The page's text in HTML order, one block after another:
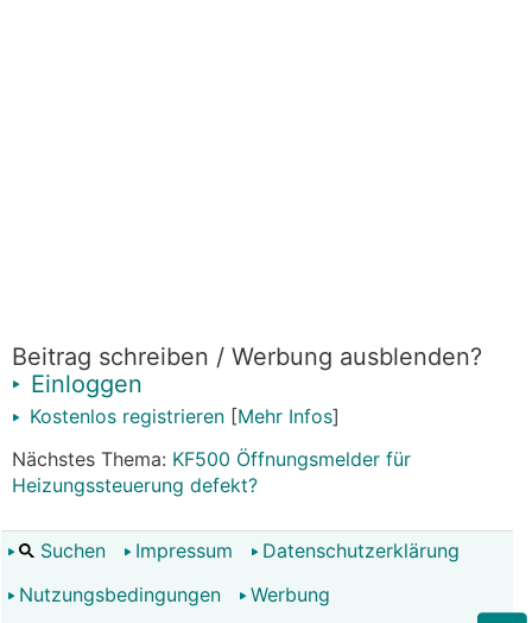
Beitrag schreiben / Werbung ausblenden?
Einloggen
Kostenlos registrieren [Mehr Infos]
Nächstes Thema: KF500 Öffnungsmelder für
Heizungssteuerung defekt?
Suchen Impressum
Datenschutzerklärung
Nutzungsbedingungen
Werbung